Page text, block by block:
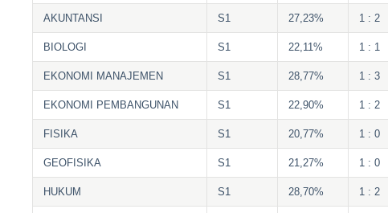
AKUNTANSI S1 27,23% 1 : 2
BIOLOGI S1 22,11% 1 : 1
EKONOMI MANAJEMEN S1 28,77% 1 : 3
EKONOMI PEMBANGUNAN S1 22,90% 1 : 2
FISIKA S1 20,77% 1 : 0
GEOFISIKA S1 21,27% 1 : 0
HUKUM S1 28,70% 1 : 2